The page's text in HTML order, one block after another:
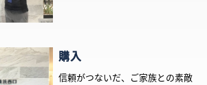
購入
信頼がつないだ、ご家族との素敵